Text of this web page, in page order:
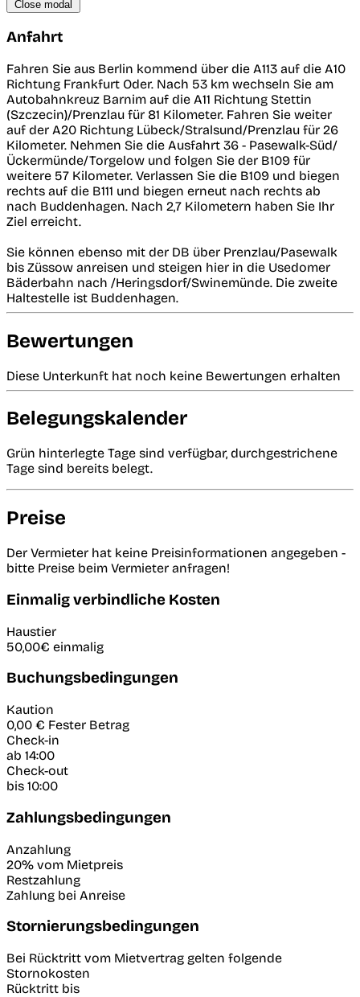
Close modal
Anfahrt
Fahren Sie aus Berlin kommend über die A113 auf die A10
Richtung Frankfurt Oder. Nach 53 km wechseln Sie am
Autobahnkreuz Barnim auf die A11 Richtung Stettin
(Szczecin)/Prenzlau für 81 Kilometer. Fahren Sie weiter
auf der A20 Richtung Lübeck/Stralsund/Prenzlau für 26
Kilometer. Nehmen Sie die Ausfahrt 36 - Pasewalk-Süd/
Ückermünde/Torgelow und folgen Sie der B109 für
weitere 57 Kilometer. Verlassen Sie die B109 und biegen
rechts auf die B111 und biegen erneut nach rechts ab
nach Buddenhagen. Nach 2,7 Kilometern haben Sie Ihr
Ziel erreicht.
Sie können ebenso mit der DB über Prenzlau/Pasewalk
bis Züssow anreisen und steigen hier in die Usedomer
Bäderbahn nach /Heringsdorf/Swinemünde. Die zweite
Haltestelle ist Buddenhagen.
Bewertungen
Diese Unterkunft hat noch keine Bewertungen erhalten
Belegungskalender
Grün hinterlegte Tage sind verfügbar, durchgestrichene
Tage sind bereits belegt.
Preise
Der Vermieter hat keine Preisinformationen angegeben -
bitte Preise beim Vermieter anfragen!
Einmalig verbindliche Kosten
Haustier
50,00€ einmalig
Buchungsbedingungen
Kaution
0,00 € Fester Betrag
Check-in
ab 14:00
Check-out
bis 10:00
Zahlungsbedingungen
Anzahlung
20% vom Mietpreis
Restzahlung
Zahlung bei Anreise
Stornierungsbedingungen
Bei Rücktritt vom Mietvertrag gelten folgende
Stornokosten
Rücktritt bis